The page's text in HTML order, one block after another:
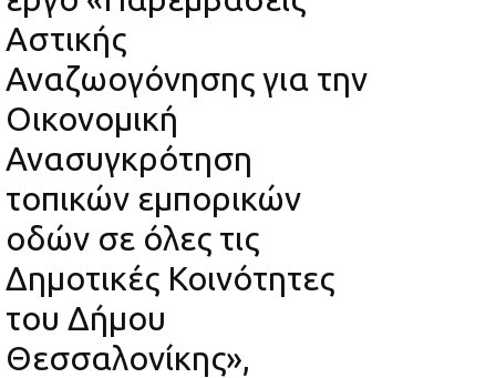
Αστικής
Αναζωογόνησης για την
Οικονομική
Ανασυγκρότηση
τοπικών εμπορικών
οδών σε όλες τις
Δημοτικές Κοινότητες
του Δήμου
Θεσσαλονίκης»,